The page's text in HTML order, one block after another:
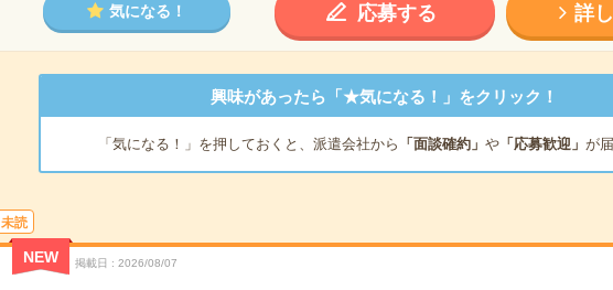
気になる！ 応募する 詳
興味があったら「★気になる！」をクリック！
「気になる！」を押しておくと、派遣会社から 「面談確約」 や「応募歓迎」 が
未読
NEW 掲載日 2026/08/07